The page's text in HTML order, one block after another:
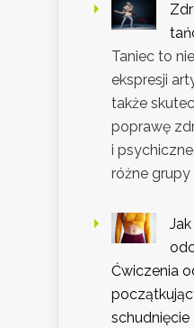
Taniec to
ekspresji
także
poprawę
i
różne grupy
Ćwiczenia